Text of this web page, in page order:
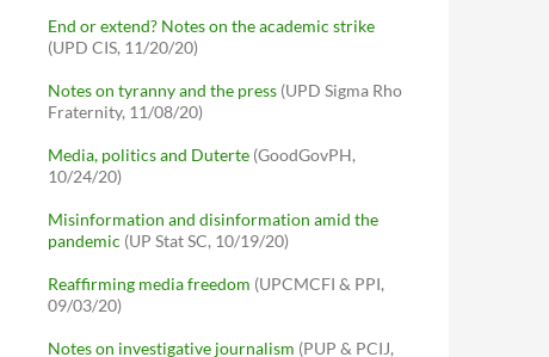
End or extend? Notes on the academic strike
(UPD CIS, 11/20/20)
Notes on tyranny and the press (UPD Sigma Rho
Fraternity, 11/08/20)
Media, politics and Duterte (GoodGovPH,
10/24/20)
Misinformation and disinformation amid the
pandemic (UP Stat SC, 10/19/20)
Reaffirming media freedom (UPCMCFI & PPI,
09/03/20)
Notes on investigative journalism (PUP & PCIJ,